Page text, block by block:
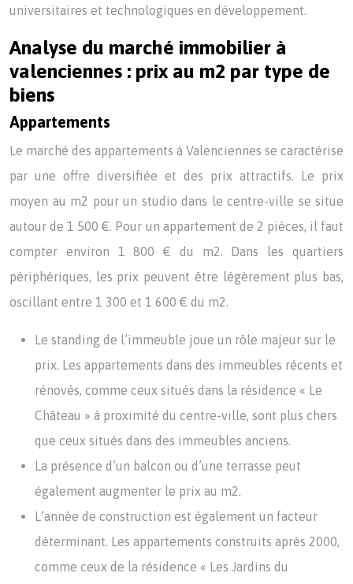
universitaires et technologiques en développement.
Analyse du marché immobilier à
valenciennes : prix au m2 par type de
biens
Appartements
Le marché des appartements à Valenciennes se caractérise
par une offre diversifiée et des prix attractifs. Le prix
moyen au m2 pour un studio dans le centre-ville se situe
autour de 1 500 €. Pour un appartement de 2 pièces, il faut
compter environ 1 800 € du m2. Dans les quartiers
périphériques, les prix peuvent être légèrement plus bas,
oscillant entre 1 300 et 1 600 € du m2.
Le standing de l’immeuble joue un rôle majeur sur le
prix. Les appartements dans des immeubles récents et
rénovés, comme ceux situés dans la résidence « Le
Château » à proximité du centre-ville, sont plus chers
que ceux situés dans des immeubles anciens.
La présence d’un balcon ou d’une terrasse peut
également augmenter le prix au m2.
L’année de construction est également un facteur
déterminant. Les appartements construits après 2000,
comme ceux de la résidence « Les Jardins du